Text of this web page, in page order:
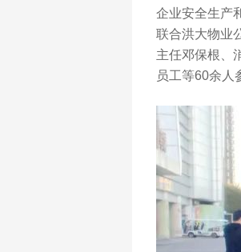
企业安全生产
联合洪大物业
主任邓保根、
员工等60余人